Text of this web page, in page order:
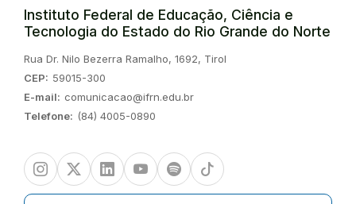
Instituto Federal de Educação, Ciência e
Tecnologia do Estado do Rio Grande do Norte
Endereço:
Rua Dr. Nilo Bezerra Ramalho, 1692, Tirol
CEP: 59015-300
E-mail: comunicacao@ifrn.edu.br
Telefone: (84) 4005-0890
InstagramTwitter/XLinkedinYoutubeSpotify TikTok